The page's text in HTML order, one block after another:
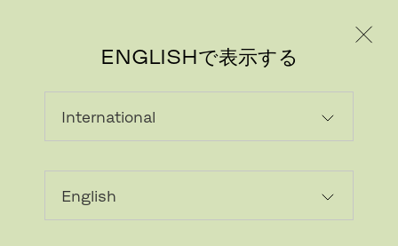
ENGLISHで表示する